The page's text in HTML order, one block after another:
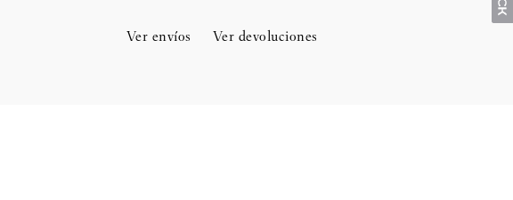
Ver envíos Ver devoluciones